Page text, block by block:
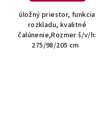
úložný priestor, funkcia
rozkladu, kvalitné
čalúnenie,Rozmer š/v/h:
275/98/205 cm